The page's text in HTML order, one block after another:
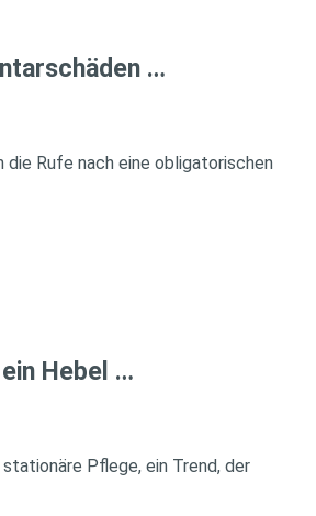
…
Rufe nach eine obligatorischen
Hebel …
Pflege, ein Trend, der